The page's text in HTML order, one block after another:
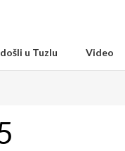
u Tuzlu Video